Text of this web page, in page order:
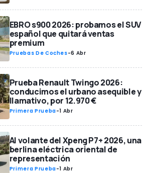
EBRO s900 2026: probamos el SUV
español que quitará ventas
premium
Pruebas De Coches-6 Abr
Prueba Renault Twingo 2026:
conducimos el urbano asequible y
llamativo, por 12.970 €
Primera Prueba-1 Abr
Al volante del Xpeng P7+ 2026, una
berlina eléctrica oriental de
representación
Primera Prueba-1 Abr